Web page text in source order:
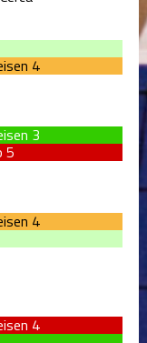
4
3
5
4
4